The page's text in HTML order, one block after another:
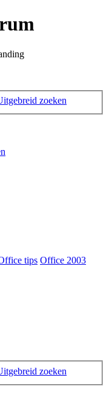
zoeken
tips Office 2003
zoeken